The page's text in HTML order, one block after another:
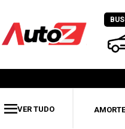
VER TUDO